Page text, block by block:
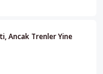
Ancak Trenler Yine